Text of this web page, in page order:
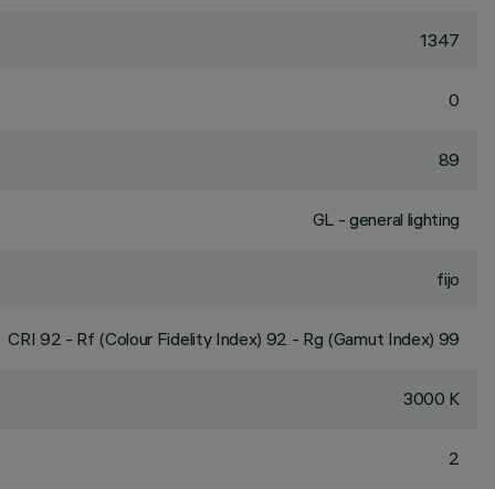
1347
0
89
GL - general lighting
fijo
CRI 92 - Rf (Colour Fidelity Index) 92 - Rg (Gamut Index) 99
3000 K
2